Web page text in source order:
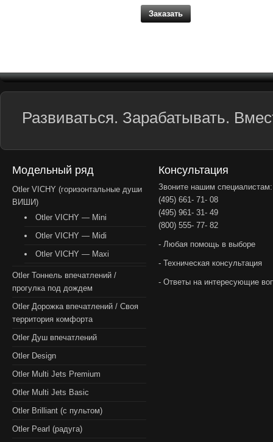
Заказать
Развиваться. Зарабатывать.
Модельный ряд
Otler VICHY (горизонтальные души
ВИШИ)
Otler VICHY — Mini
Otler VICHY — Midi
Otler VICHY — Maxi
Otler Тоннель впечатлений /
прогулка под дождем
Otler Дорожка впечатлений / Своя
территория комфорта
Otler Душ впечатлений
Otler Design
Otler Multi Jets Premium
Otler Multi Jets Basic
Otler Brilliant (с пультом)
Otler Pearl (радуга)
Консультация
Звоните нашим специалистам:
(495) 661- 71- 08
(495) 961- 31- 49
(800) 555- 77- 82
- Любая помощь в выборе
- Техническая консультация
- Ответы на интересующие